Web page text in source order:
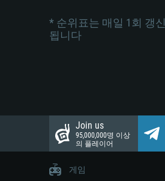
* 순위표는 매일 1회 갱신
됩니다
Join us
95,000,000명 이상
의 플레이어
게임